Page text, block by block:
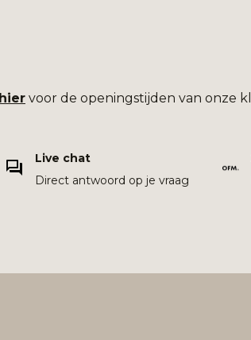
hier voor de openingstijden van onze
Live chat
Direct antwoord op je vraag